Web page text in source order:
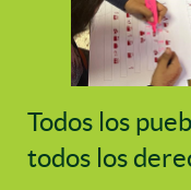
Todos los
todos los